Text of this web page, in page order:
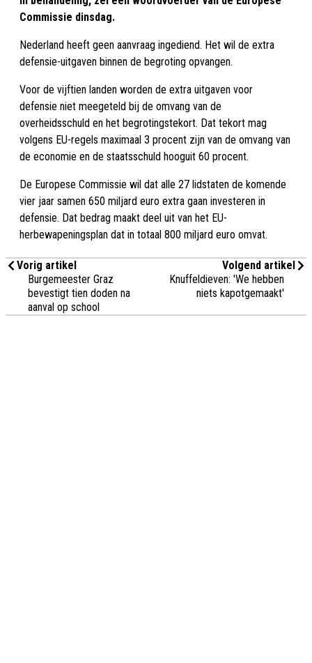
Commissie dinsdag.
Nederland heeft geen aanvraag ingediend. Het wil de extra
defensie-uitgaven binnen de begroting opvangen.
Voor de vijftien landen worden de extra uitgaven voor
defensie niet meegeteld bij de omvang van de
overheidsschuld en het begrotingstekort. Dat tekort mag
volgens EU-regels maximaal 3 procent zijn van de omvang van
de economie en de staatsschuld hooguit 60 procent.
De Europese Commissie wil dat alle 27 lidstaten de komende
vier jaar samen 650 miljard euro extra gaan investeren in
defensie. Dat bedrag maakt deel uit van het EU-
herbewapeningsplan dat in totaal 800 miljard euro omvat.
Vorig artikel
Burgemeester Graz
bevestigt tien doden na
aanval op school
Volgend artikel
Knuffeldieven: 'We hebben
niets kapotgemaakt'